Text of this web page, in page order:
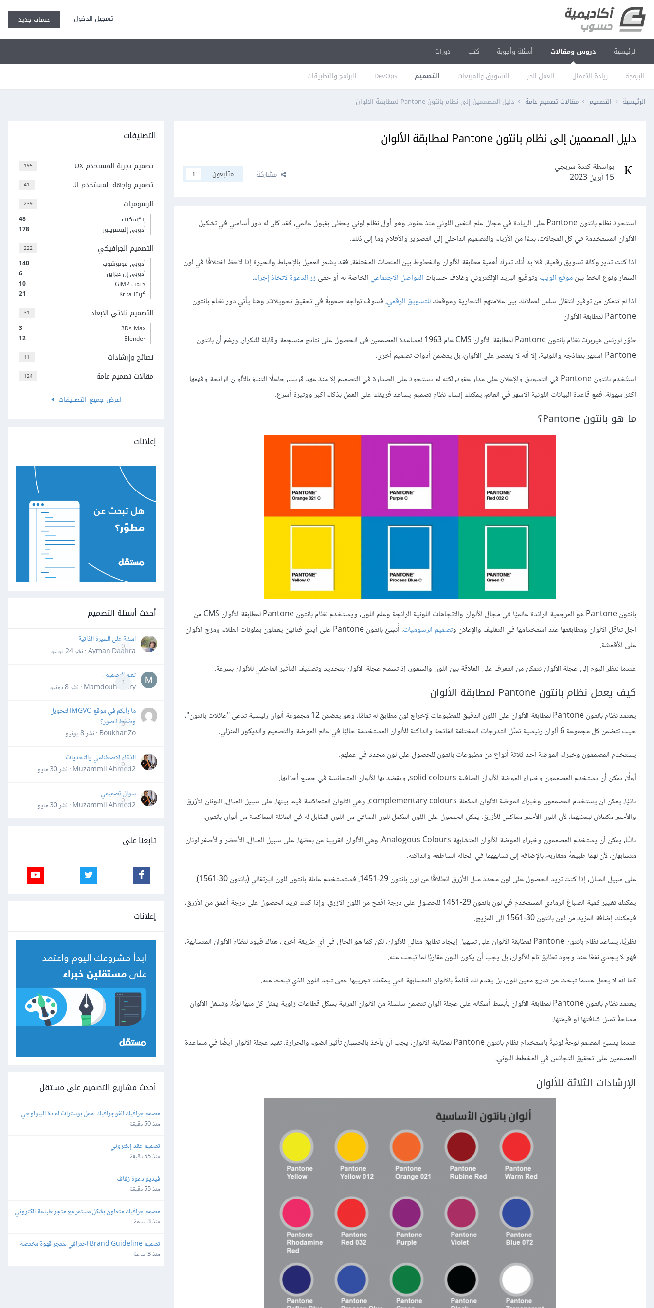
تسجيل الدخول حساب جديد
الرئيسية دروس ومقالات
البرمجة ريادة الأعمال العمل الحر التسويق والمبيعات التصميم DevOps البرامج والتطبيقات
أسئلة وأجوبة كتب دورات
الرئيسية التصميم مقالات تصميم عامة دليل المصممين إلى نظام بانتون Pantone لمطابقة الألوان
دليل المصممين إلى نظام بانتون Pantone لمطابقة الألوان
بواسطة كندة شربجي
15 أبريل 2023
مشاركة متابعون 1
استحوذ نظام بانتون Pantone على الريادة في مجال علم النفس اللونيمنذ عقود، وهو أول نظام لوني يحظى بقبول عالمي، فقد كان له دور أساسي في تشكيل
الألوان المستخدمة في كل المجالات، بدءًا من الأزياء والتصميم الداخلي إلى التصوير والأفلام وما إلى ذلك.
إذا كنت تدير وكالة تسويق رقمية، فلا بد أنك تدرك أهمية مطابقة الألوان والخطوط بين المنصات المختلفة، فقد يشعر العميل بالإحباط والحيرة إذا لاحظ اختلافًا في لون
الشعار ونوع الخط بينموقع الويب وتوقيع البريد الإلكتروني وغلاف حسابات التواصل الاجتماعي الخاصة به أو حتى زر الدعوة لاتخاذ إجراء.
إذا لم تتمكن من توفير انتقال سلس لعملائك بين علامتهم التجارية وموقعكللتسويق الرقمي، فسوف تواجه صعوبةً في تحقيق تحويلات، وهنا يأتي دور نظام بانتون
Pantone لمطابقة الألوان.
طوّر لورنس هيربرت نظام بانتون Pantone لمطابقة الألوان CMS عام 1963 لمساعدة المصممين في الحصول على نتائج منسجمة وقابلة للتكرار، ورغم أن بانتون
Pantone اشتهر بنماذجه واللونية، إلا أنه لا يقتصر على الألوان، بل يتضمن أدوات تصميم أخرى.
استُخدم بانتون Pantone في التسويق والإعلان على مدار عقود، لكنه لم يستحوذ على الصدارة في التصميم إلا منذ عهد قريب، جاعلًا التنبؤ بالألوان الرائجة وفهمها
أكثر سهولة. فمع قاعدة البيانات اللونية الأشهر في العالم، يمكنك إنشاء نظام تصميم يساعد فريقك على العمل بذكاء أكبر ووتيرة أسرع.
ما هو بانتون Pantone؟
بانتون Pantone هو المرجعية الرائدة عالميًا في مجال الألوان والاتجاهات اللونية الرائجة وعلم اللون، ويستخدم نظام بانتون Pantone لمطابقة الألوان CMS من
أجل تناقل الألوان ومطابقتها عند استخدامها في التغليف والإعلان وتصميم الرسوميات
. أُنشِئ بانتون Pantone على أيدي فنانين يعملون بملونات الطلاء ومزج الألوان
على الأقمشة.
عندما ننظر اليوم إلى عجلة الألوان نتمكن من التعرف على العلاقة بين اللون والشعور، إذ تسمح عجلة الألوان بتحديد وتصنيف التأثير العاطفي للألوان بسرعة.
كيف يعمل نظام بانتون Pantone لمطابقة الألوان
يعتمد نظام بانتون Pantone لمطابقة الألوان على اللون الدقيق للمطبوعات لإخراج لون مطابق له تمامًا، وهو يتضمن 12 مجموعة ألوان رئيسية تدعى "عائلات بانتون"،
حيث تتضمن كل مجموعة 6 ألوان رئيسية تمثّل التدرجات المختلفة الفاتحة والداكنة للألوان المستخدمة حاليًا في عالم الموضة والتصميم والديكور المنزلي.
يستخدم المصممون وخبراء الموضة أحد ثلاثة أنواع من مطبوعات بانتون للحصول على لون محدد في عملهم.
أولًا، يمكن أن يستخدم المصممون وخبراء الموضة الألوان الصافية solid colours، ويقصَد بها الألوان المتجانسة في جميع أجزائها.
ثانيًا، يمكن أن يستخدم المصممون وخبراء الموضة الألوان المكملة complementary colours، وهي الألوان المتعاكسة فيما بينها. على سبيل المثال، اللونان الأزرق
والأحمر مكملان لبعضهما، لأن اللون الأحمر معاكس للأزرق. يمكن الحصول على اللون المكمل للون الصافي من اللون المقابل له في العائلة المعاكسة من ألوان بانتون.
ثالثًا، يمكن أن يستخدم المصممون وخبراء الموضة الألوان المتشابهة Analogous Colours، وهي الألوان القريبة من بعضها. على سبيل المثال، الأخضر والأصفر لونان
متشابهان، لأن لهما طبيعةً متقاربة، بالإضافة إلى تشابههما في الحالة الساطعة والداكنة.
على سبيل المثال، إذا كنت تريد الحصول على لون محدد مثل الأزرق انطلاقًا من لون بانتون 29-1451، فستستخدم عائلة بانتون للون البرتقالي (بانتون 30-1561).
يمكنك تغيير كمية الصباغ الرمادي المستخدم في لون بانتون 29-1451 للحصول على درجة أفتح من اللون الأزرق. وإذا كنت تريد الحصول على درجة أغمق من الأزرق،
فيمكنك إضافة المزيد من لون بانتون 30-1561 إلى المزيج.
نظريًا، يساعد نظام بانتون Pantone لمطابقة الألوان على تسهيل إيجاد تطابق مثالي للألوان، لكن كما هو الحال في أي طريقة أخرى، هناك قيود لنظام الألوان المتشابهة،
فهو لا يجدي نفعًا عند وجود تطابق تام للألوان، بل يجب أن يكون اللون مقاربًا لما تبحث عنه.
كما أنه لا يعمل عندما تبحث عن تدرج معين للون، بل يقدم لك قائمةً بالألوان المتشابهة التي يمكنك تجريبها حتى تجد اللون الذي تبحث عنه.
يعتمد نظام بانتون Pantone لمطابقة الألوان بأبسط أشكاله على عجلة ألوان تتضمن سلسلة من الألوان المرتبة بشكل قطاعات زاوية يمثل كل منها لونًا، وتشغل الألوان
مساحةً تمثل كثافتها أو قيمتها.
عندما ينشئ المصمم لوحةً لونيةً باستخدام نظام بانتون Pantone لمطابقة الألوان، يجب أن يأخذ بالحسبان تأثير الضوء والحرارة. تفيد عجلة الألوان أيضًا في مساعدة
المصممين على تحقيق التجانس في المخطط اللوني.
الإرشادات الثلاثة للألوان
التصنيفات
195 تصميم تجربة المستخدم UX
41 تصميم واجهة المستخدم UI
239 الرسوميات
48
إنكسكيب
178
أدوبي إليستريتور
222 التصميم الجرافيكي
140
أدوبي فوتوشوب
6
أدوبي إن ديزاين
10
جيمب GIMP
21
كريتا Krita
31 التصميم ثلاثي الأبعاد
3
3Ds Max
12
Blender
11 نصائح وإرشادات
124
مقالات تصميم عامة
اعرض جميع التصنيفات
إعلانات
أحدث أسئلة التصميم
0
اسئلة على السيرة الذاتية
Ayman Daahra · نشر
24 يوليو
1
تعلم التصميم .
Mamdouh Khiry · نشر
8 يونيو
0
ما رأيكم في موقع IMGVO لتحويل
وضغط الصور؟
Boukhar Zo · نشر
8 يونيو
0
الذكاء الاصطناعي والتحديات
Muzammil Ahmed2 · نشر
30 مايو
0
سؤال تصميمي
Muzammil Ahmed2 · نشر
30 مايو
تابعنا على
إعلانات
أحدث مشاريع التصميم على مستقل
باللغة الإنجليزية بطريقة كرياتيف
منذ 50 دقيقة
تصميم عقد إلكتروني
منذ 55 دقيقة
فيديو دعوة زفاف
منذ 55 دقيقة
مصمم جرافيك متعاون بشكل مستمر مع متجر طباعة إلكتروني
منذ 3 ساعة
(هوية جاهزة)
منذ 3 ساعة